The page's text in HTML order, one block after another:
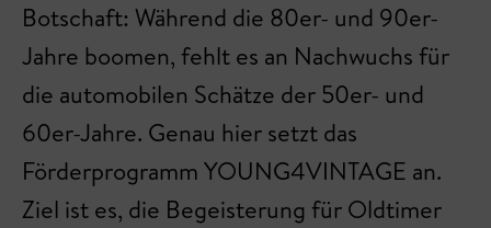
Botschaft: Während die 80er- und 90er-
Jahre boomen, fehlt es an Nachwuchs für
die automobilen Schätze der 50er- und
60er-Jahre. Genau hier setzt das
Förderprogramm YOUNG4VINTAGE an.
Ziel ist es, die Begeisterung für Oldtimer